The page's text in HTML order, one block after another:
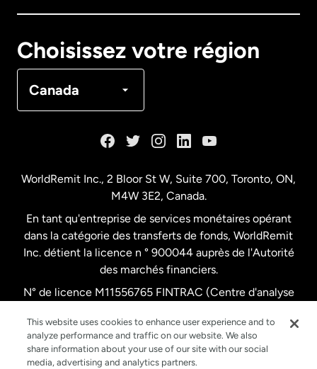
Choisissez votre région
Canada
Français
États-Unis Español
France
Malaisie
WorldRemit Inc., 2 Bloor St W, Suite 700, Toronto, ON,
M4W 3E2, Canada.
En tant qu'entreprise de services monétaires opérant
dans la catégorie des transferts de fonds, WorldRemit
Inc. détient la licence n ° 900044 auprès de l'Autorité
des marchés financiers.
N° de licence M11556765 FINTRAC (Centre d'analyse
This website uses cookies to enhance user experience and to
analyze performance and traffic on our website. We also
share information about your use of our site with our social
media, advertising and analytics partners.